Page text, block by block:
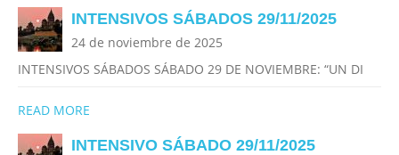
INTENSIVOS SÁBADOS 29/11/2025
24 de noviembre de 2025
INTENSIVOS SÁBADOS SÁBADO 29 DE NOVIEMBRE: “UN DI
READ MORE
INTENSIVO SÁBADO 29/11/2025